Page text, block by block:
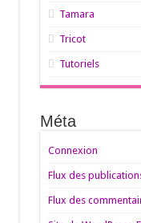
Tamara
Tricot
Tutoriels
Méta
Connexion
Flux des
Flux des